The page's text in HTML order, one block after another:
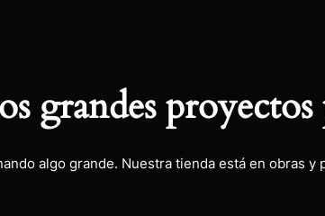
grandes
algo grande. Nuestra tienda está en obras y